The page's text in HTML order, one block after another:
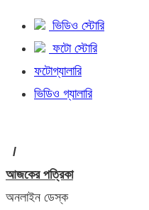
ভিডিও স্টোরি
ফটো স্টোরি
ফটোগ্যালারি
ভিডিও গ্যালারি
/
আজকের পত্রিকা
অনলাইন ডেস্ক